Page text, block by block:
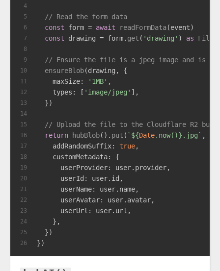
4
5
6
7
8
9
10
11
12
13
14
15
16
17
18
19
20
21
22
23
24
25
26
// Read the form data
const form = await readFormData(event)
const drawing = form. get ( 'drawing' ) as File
// Ensure the file is a jpeg image and is not
ensureBlob(drawing, {
maxSize: '1MB' ,
types : [ 'image/jpeg' ],
  })
// Upload the file to the Cloudflare R2
return
hubBlob(). put ( ` ${Date.now()} .jpg` ,
addRandomSuffix: true,
customMetadata: {
userProvider: user. provider,
userId : user. id ,
userName: user. name,
userAvatar: user. avatar,
userUrl : user. url ,
    },
  })
})